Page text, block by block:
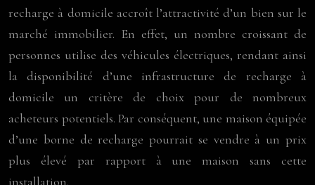
recharge à domicile accroît l’attractivité d’un bien sur le
marché immobilier. En effet, un nombre croissant de
personnes utilise des véhicules électriques, rendant ainsi
la disponibilité d’une infrastructure de recharge à
domicile un critère de choix pour de nombreux
acheteurs potentiels. Par conséquent, une maison équipée
d’une borne de recharge pourrait se vendre à un prix
plus élevé par rapport à une maison sans cette
installation.